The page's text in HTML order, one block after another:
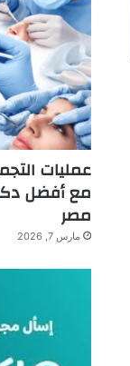
عمليات
مع أفضل
مصر
مارس 7, 2026